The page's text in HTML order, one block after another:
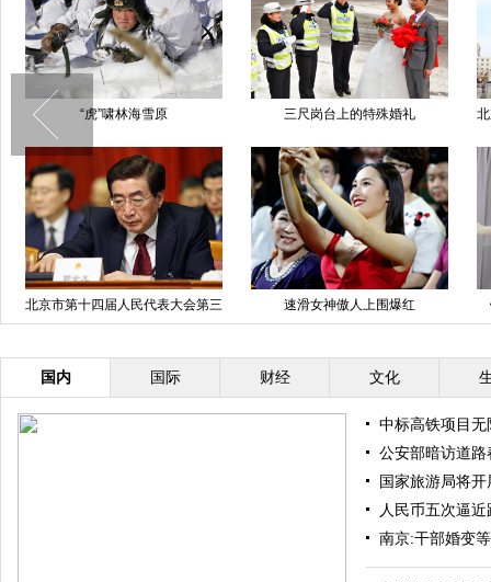
“虎”啸林海雪原 三尺岗台上的特殊婚礼 北京百荣世贸
四届人民代表大会第三
次会议闭幕
速滑女神傲人上围爆红 钢管舞国家
国内 国际 财经 文化
中标高铁项目
公安部暗访道
国家旅游局将
人民币五次逼
南京:干部婚变